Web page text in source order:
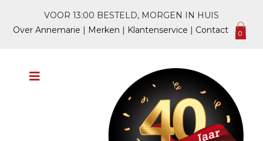
VOOR 13:00 BESTELD, MORGEN IN HUIS
Over Annemarie | Merken | Klantenservice | Contact 0